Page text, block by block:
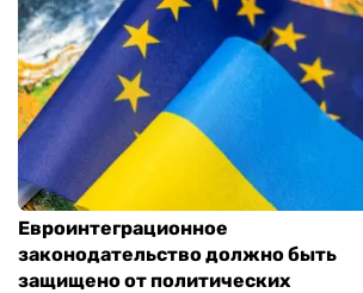
Евроинтеграционное
законодательство должно быть
защищено от политических